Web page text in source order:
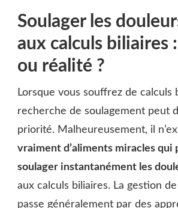
Soulager les
aux calculs biliaires
ou réalité ?
Lorsque vous souffrez de calculs
recherche de soulagement peut
priorité. Malheureusement, il
vraiment d’aliments miracles qui
soulager instantanément les
aux calculs biliaires. La gestion
passe généralement par des